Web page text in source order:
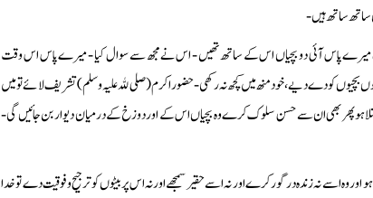
ساتھ ساتھ ہیں -
پاس آئی دو بچیاں اس کے ساتھ تھیں - اس نے مجھ سے سوال کیا - میرے پاس اس وقت
کو دے دیے، خود منھ میں کچھ نہ رکھی - حضور اکرم (صلیﷲ علیہ وسلم) تشریف لائے تو میں
ہو پھر بھی ان سے حسن سلوک کرے وہ بچیاں اس کے اور دوزخ کے درمیان دیوار بن جائیں گی -
اسے نہ زندہ در گور کرے اور نہ اسے حقیر سمجھے اور نہ اس پر بیٹوں کو ترجیح وفوقیت دے تو خدا